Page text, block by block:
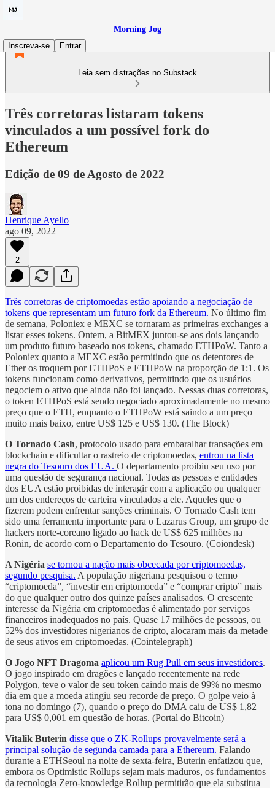
Morning Jog
Inscreva-se
Entrar
Leia sem distrações no Substack
Três corretoras listaram tokens
vinculados a um possível fork do
Ethereum
Edição de 09 de Agosto de 2022
Henrique Ayello
ago 09, 2022
2
Três corretoras de criptomoedas estão apoiando a negociação de
tokens que representam um futuro fork da Ethereum. No último fim
de semana, Poloniex e MEXC se tornaram as primeiras exchanges a
listar esses tokens. Ontem, a BitMEX juntou-se aos dois lançando
um produto futuro baseado nos tokens, chamado ETHPoW. Tanto a
Poloniex quanto a MEXC estão permitindo que os detentores de
Ether os troquem por ETHPoS e ETHPoW na proporção de 1:1. Os
tokens funcionam como derivativos, permitindo que os usuários
negociem o ativo que ainda não foi lançado. Nessas duas corretoras,
o token ETHPoS está sendo negociado aproximadamente no mesmo
preço que o ETH, enquanto o ETHPoW está saindo a um preço
muito mais baixo, entre US$ 125 e US$ 130. (The Block)
O Tornado Cash, protocolo usado para embaralhar transações em
blockchain e dificultar o rastreio de criptomoedas, entrou na lista
negra do Tesouro dos EUA. O departamento proibiu seu uso por
uma questão de segurança nacional. Todas as pessoas e entidades
dos EUA estão proibidas de interagir com a aplicação ou qualquer
um dos endereços de carteira vinculados a ele. Aqueles que o
fizerem podem enfrentar sanções criminais. O Tornado Cash tem
sido uma ferramenta importante para o Lazarus Group, um grupo de
hackers norte-coreano ligado ao hack de US$ 625 milhões na
Ronin, de acordo com o Departamento do Tesouro. (Coiondesk)
A Nigéria se tornou a nação mais obcecada por criptomoedas,
segundo pesquisa. A população nigeriana pesquisou o termo
“criptomoeda”, “investir em criptomoeda” e “comprar cripto” mais
do que qualquer outro dos quinze países analisados. O crescente
interesse da Nigéria em criptomoedas é alimentado por serviços
financeiros inadequados no país. Quase 17 milhões de pessoas, ou
52% dos investidores nigerianos de cripto, alocaram mais da metade
de seus ativos em criptomoedas. (Cointelegraph)
O Jogo NFT Dragoma aplicou um Rug Pull em seus investidores.
O jogo inspirado em dragões e lançado recentemente na rede
Polygon, teve o valor de seu token caindo mais de 99% no mesmo
dia em que a moeda atingiu seu recorde de preço. O golpe veio à
tona no domingo (7), quando o preço do DMA caiu de US$ 1,82
para US$ 0,001 em questão de horas. (Portal do Bitcoin)
Vitalik Buterin disse que o ZK-Rollups provavelmente será a
principal solução de segunda camada para a Ethereum. Falando
durante a ETHSeoul na noite de sexta-feira, Buterin enfatizou que,
embora os Optimistic Rollups sejam mais maduros, os fundamentos
da tecnologia Zero-knowledge Rollup permitirão que ela substitua